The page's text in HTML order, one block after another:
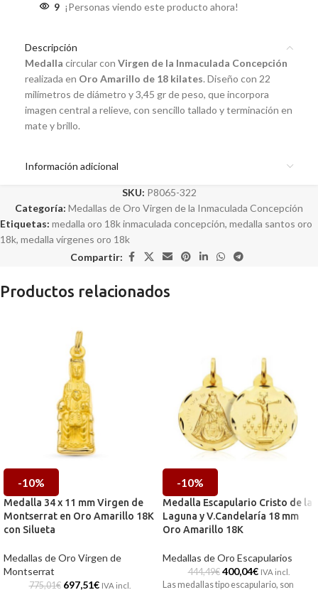
9 ¡Personas viendo este producto ahora!
Descripción
Medalla circularcon Virgen de la Inmaculada Concepción
realizada en Oro Amarillo de 18 kilates. Diseño con 22
milímetros de diámetro y 3,45 gr de peso, que incorpora
imagen central a relieve, con sencillo tallado y terminación en
mate y brillo.
Información adicional
SKU: P8065-322
Categoría: Medallas de Oro Virgen de la Inmaculada Concepción
Etiquetas: medalla oro 18k inmaculada concepción, medalla santos oro
18k, medalla vírgenes oro 18k
Compartir:
Productos relacionados
-10%
Medalla 34 x 11 mm Virgen de
Montserrat en Oro Amarillo 18K
con Silueta
Medallas de Oro Virgen de
Montserrat
775,01€ 697,51€ IVA incl.
-10%
Medalla Escapulario Cristo de la
Laguna y V.Candelaría 18 mm
Oro Amarillo 18K
Medallas de Oro Escapularios
444,49€ 400,04€ IVA incl.
Las medallas tipo escapulario, son